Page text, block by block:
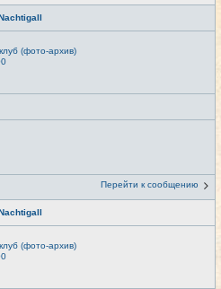
(фото-архив)
Перейти к сообщению
Nachtigall
(фото-архив)